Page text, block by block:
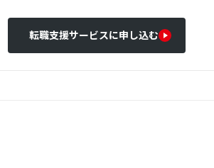
転職支援サービスに申し込む